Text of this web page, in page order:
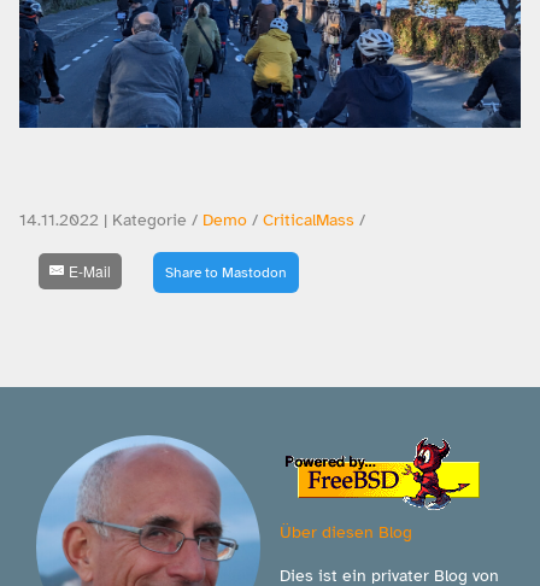
14.11.2022 | Kategorie / Demo / CriticalMass /
E-Mail Share to Mastodon
Über diesen Blog
Dies ist ein privater Blog von